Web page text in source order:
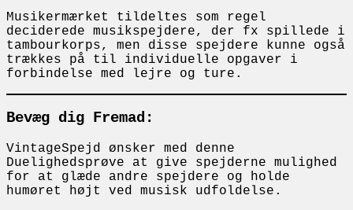
Musikermærket tildeltes som regel
deciderede musikspejdere, der fx spillede i
tambourkorps, men disse spejdere kunne også
trækkes på til individuelle opgaver i
forbindelse med lejre og ture.
Bevæg dig Fremad:
VintageSpejd ønsker med denne
Duelighedsprøve at give spejderne mulighed
for at glæde andre spejdere og holde
humøret højt ved musisk udfoldelse.